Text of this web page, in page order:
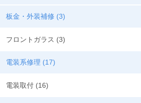
板金・外装補修 (3)
フロントガラス (3)
電装系修理 (17)
電装取付 (16)